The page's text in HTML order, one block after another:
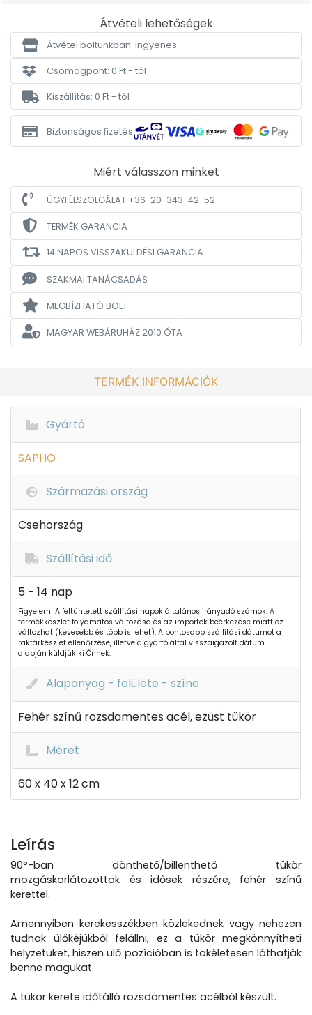
Átvételi lehetőségek
Átvétel boltunkban: ingyenes
Csomagpont: 0 Ft - tól
Kiszállítás: 0 Ft - tól
Biztonságos fizetés
Miért válasszon minket
ÜGYFÉLSZOLGÁLAT +36-20-343-42-52
TERMÉK GARANCIA
14 NAPOS VISSZAKÜLDÉSI GARANCIA
SZAKMAI TANÁCSADÁS
MEGBÍZHATÓ BOLT
MAGYAR WEBÁRUHÁZ2010 ÓTA
TERMÉK INFORMÁCIÓK
Gyártó
SAPHO
Származási ország
Csehország
Szállítási idő
5 - 14 nap
Figyelem! A feltüntetett szállítási napok általános irányadó számok. A
termékkészlet folyamatos változása és az importok beérkezése miatt ez
változhat (kevesebb és több is lehet). A pontosabb szállítási dátumot a
raktárkészlet ellenőrzése, illetve a gyártó által visszaigazolt dátum
alapján küldjük ki Önnek.
Alapanyag - felülete - színe
Fehér színű rozsdamentes acél, ezüst tükör
Méret
60 x 40 x 12 cm
Leírás
90°-ban dönthető/billenthető tükör
mozgáskorlátozottak és idősek részére, fehér színű
kerettel.
Amennyiben kerekesszékben közlekednek vagy nehezen
tudnak ülőkéjükből felállni, ez a tükör megkönnyítheti
helyzetüket, hiszen ülő pozícióban is tökéletesen láthatják
benne magukat.
A tükör kerete időtálló rozsdamentes acélból készült.